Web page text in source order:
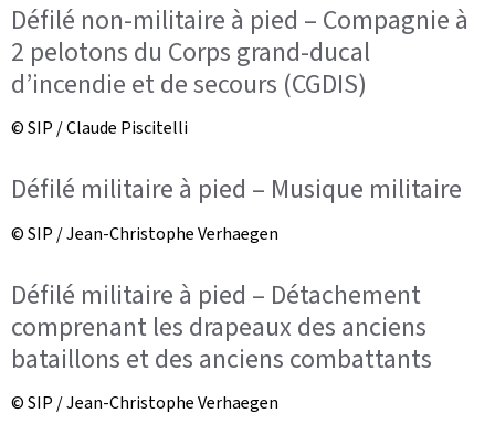
Défilé non-militaire à pied – Compagnie à
2 pelotons du Corps grand-ducal
d’incendie et de secours (CGDIS)
© SIP / Claude Piscitelli
Défilé militaire à pied – Musique militaire
© SIP / Jean-Christophe Verhaegen
Défilé militaire à pied – Détachement
comprenant les drapeaux des anciens
bataillons et des anciens combattants
© SIP / Jean-Christophe Verhaegen